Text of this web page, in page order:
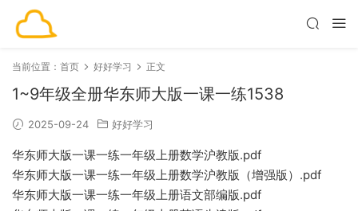
当前位置： 首页 好好学习 正文
1~9年级全册华东师大版一课一练1538
2025-09-24 好好学习
华东师大版一课一练一年级上册数学沪教版.pdf
华东师大版一课一练一年级上册数学沪教版（增强版）.pdf
华东师大版一课一练一年级上册语文部编版.pdf